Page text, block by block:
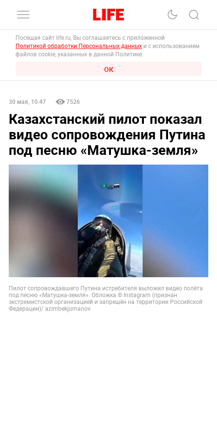
Посещая сайт life.ru, Вы соглашаетесь с приложенной
Политикой обработки Персональных данных и с использованием
файлов cookie, указанных в данной Политике.
ОК
30 мая, 10:47 7526
Казахстанский пилот показал
видео сопровождения Путина
под песню «Матушка-земля»
Пилот сопровождавшего Путина истребителя выложил видео полёта
под песню «Матушка-земля». Обложка © Instagram (признан
экстремистской организацией и запрещён на территории Российской
Федерации)/ azimbekjumanov